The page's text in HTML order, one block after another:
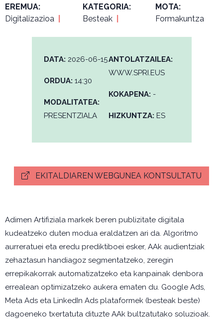
EREMUA:
Digitalizazioa
KATEGORIA:
Besteak
MOTA:
Formakuntza
DATA: 2026-06-15
ORDUA: 14:30
MODALITATEA:
PRESENTZIALA
ANTOLATZAILEA:
WWW.SPRI.EUS
KOKAPENA: -
HIZKUNTZA: ES
EKITALDIAREN WEBGUNEA KONTSULTATU
Adimen Artifiziala markek beren publizitate digitala
kudeatzeko duten modua eraldatzen ari da. Algoritmo
aurreratuei eta eredu prediktiboei esker, AAk audientziak
zehaztasun handiagoz segmentatzeko, zeregin
errepikakorrak automatizatzeko eta kanpainak denbora
errealean optimizatzeko aukera ematen du. Google Ads,
Meta Ads eta LinkedIn Ads plataformek (besteak beste)
dagoeneko txertatuta dituzte AAk bultzatutako soluzioak.